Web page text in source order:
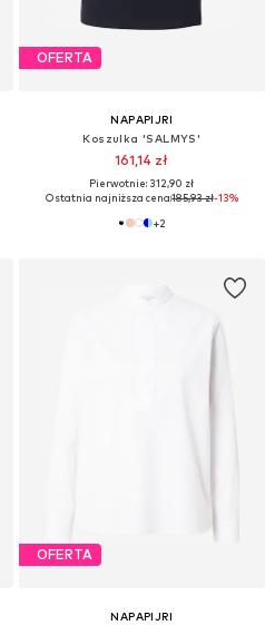
OFERTA
NAPAPIJRI
Koszulka 'SALMYS'
161,14 zł
Pierwotnie: 312,90 zł
Ostatnia najniższa cena:185,93 zł-13%
+2
OFERTA
NAPAPIJRI